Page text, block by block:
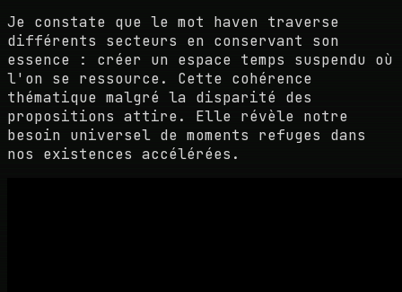
Je constate que le mot haven traverse
différents secteurs en conservant son
essence : créer un espace temps suspendu où
l'on se ressource. Cette cohérence
thématique malgré la disparité des
propositions attire. Elle révèle notre
besoin universel de moments refuges dans
nos existences accélérées.